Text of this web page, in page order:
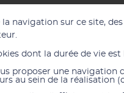
Fit Dome,
la navigation sur ce site,
dont la durée de vie
proposer une
au sein de la réalisation